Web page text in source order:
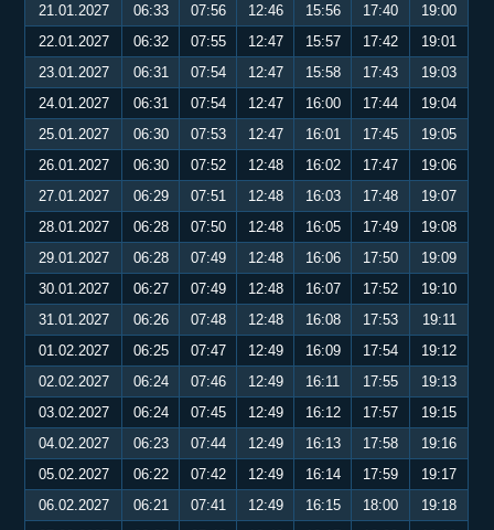
21.01.2027
06:33 07:56 12:46 15:56 17:40
19:00
22.01.2027
06:32 07:55 12:47 15:57 17:42
19:01
23.01.2027
06:31 07:54 12:47 15:58 17:43
19:03
24.01.2027
06:31 07:54 12:47 16:00 17:44
19:04
25.01.2027
06:30 07:53 12:47 16:01 17:45
19:05
26.01.2027
06:30 07:52 12:48 16:02 17:47
19:06
27.01.2027
06:29 07:51 12:48 16:03 17:48
19:07
28.01.2027
06:28 07:50 12:48 16:05 17:49
19:08
29.01.2027
06:28 07:49 12:48 16:06 17:50
19:09
30.01.2027
06:27 07:49 12:48 16:07 17:52
19:10
31.01.2027
06:26 07:48 12:48 16:08 17:53
19:11
01.02.2027
06:25 07:47 12:49 16:09 17:54
19:12
02.02.2027
06:24 07:46 12:49 16:11 17:55
19:13
03.02.2027
06:24 07:45 12:49 16:12 17:57
19:15
04.02.2027
06:23 07:44 12:49 16:13 17:58
19:16
05.02.2027
06:22 07:42 12:49 16:14 17:59
19:17
06.02.2027
06:21 07:41 12:49 16:15 18:00
19:18